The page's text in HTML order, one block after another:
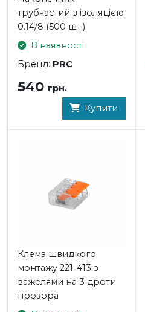
трубчаcтий з ізоляцією
0.14/8 (500 шт.)
В наявності
Бренд: PRC
540 грн.
Купити
Клема швидкого
монтажу 221-413 з
важелями на 3 дроти
прозора